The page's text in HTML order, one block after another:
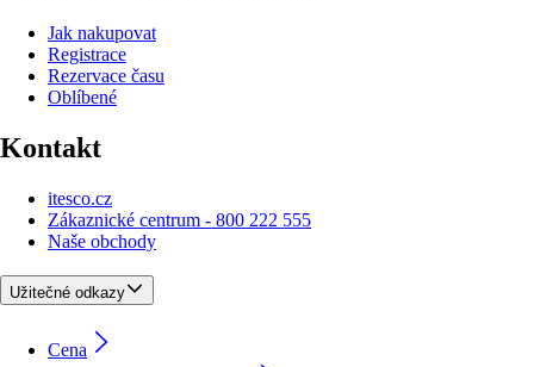
Jak nakupovat
Registrace
Rezervace času
Oblíbené
Kontakt
itesco.cz
Zákaznické centrum - 800 222 555
Naše obchody
Užitečné odkazy
Cena